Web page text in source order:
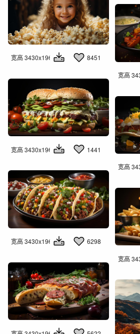
宽高 3430x1960 8451
宽高
宽高 3430x1960 1441
宽高
宽高 3430x1960 6298
宽高